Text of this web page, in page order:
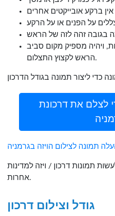
ויהיה מספיק מקום סביב
הראש לקצוץ התצלום.
לצלם את דרכונת
תמונה לצילום הויזה בגרמניה
תמונות דרכון / ויזה למדינות
אחרות.
גודל וצילום דרכון